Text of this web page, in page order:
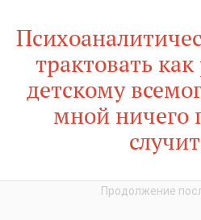
трактовать
детскому
мной ничего